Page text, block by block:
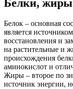
Белки,
Белок – основная
является
восстановления и
на растительные и
происхождения
аминокислот и
Жиры – второе по
источник энергии,